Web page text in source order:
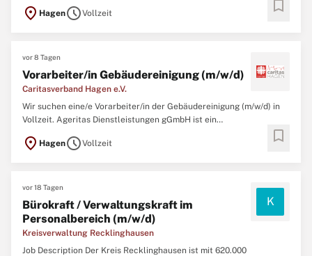
DienstleistungengGmbH ist ein Inklusionsunternehmen nach §215
SGB IX und Tochtergesellschaft des Caritasverband Hagen e.V.. Wir
location_on HagenscheduleVollzeit bookmark
vor 8 Tagen
Vorarbeiter/in Gebäudereinigung (m/w/d)
Caritasverband Hagen e.V.
Wir suchen eine/e Vorarbeiter/in der Gebäudereinigung (m/w/d) in
Vollzeit. Ageritas Dienstleistungen gGmbH ist ein
Inklusionsunternehmen nach §215 SGB IX und Tochtergesellschaft
des Caritasverband Hagen e.V.. Wir verfolgen das Ziel, einen hohen
location_on HagenscheduleVollzeit bookmark
vor 18 Tagen
Bürokraft / Verwaltungskraft im
Personalbereich (m/w/d)
Kreisverwaltung Recklinghausen
K
Job Description Der Kreis Recklinghausen ist mit 620.000